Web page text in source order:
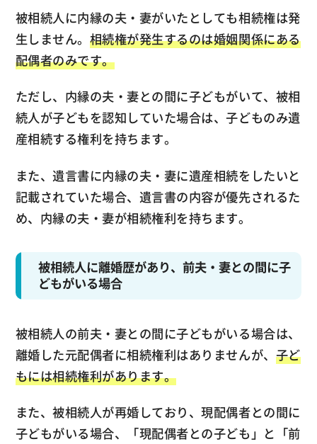
被相続人に内縁の夫・妻がいたとしても相続権は発
生しません。 相続権が発生するのは婚姻関係にある
配偶者のみです。
ただし、内縁の夫・妻との間に子どもがいて、被相
続人が子どもを認知していた場合は、子どものみ遺
産相続する権利を持ちます。
また、遺言書に内縁の夫・妻に遺産相続をしたいと
記載されていた場合、遺言書の内容が優先されるた
め、内縁の夫・妻が相続権利を持ちます。
被相続人に離婚歴があり、前夫・妻との間に子
どもがいる場合
被相続人の前夫・妻との間に子どもがいる場合は、
離婚した元配偶者に相続権利はありませんが、 子ど
もには相続権利があります。
また、被相続人が再婚しており、現配偶者との間に
子どもがいる場合、「現配偶者との子ども」と「前